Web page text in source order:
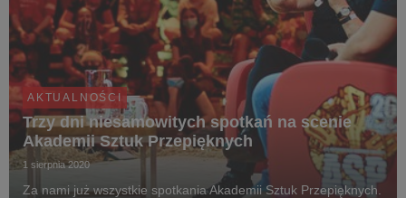
AKTUALNOŚCI
Trzy dni niesamowitych spotkań na scenie
Akademii Sztuk Przepięknych
1 sierpnia 2020
Za nami już wszystkie spotkania Akademii Sztuk Przepięknych.